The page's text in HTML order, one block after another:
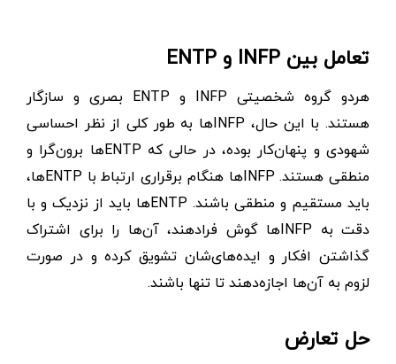
تعامل بین INFP و ENTP
هردو گروه شخصیتی INFP و ENTP بصری و سازگار
هستند. با این حال، INFPها به طور کلی از نظر احساسی
شهودی و پنهان‌کار بوده، در حالی که ENTPها برون‌گرا و
منطقی هستند. INFPها هنگام برقراری ارتباط با ENTPها،
باید مستقیم و منطقی باشند. ENTPها باید از نزدیک و با
دقت به INFPها گوش فرادهند، آن‌ها را برای اشتراک
گذاشتن افکار و ایده‌های‌شان تشویق‌ کرده و در صورت
لزوم به آن‌ها اجازه‌دهند تا تنها باشند.
حل تعارض